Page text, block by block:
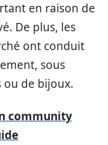
en raison de
De plus, les
ont conduit
sous
ou de bijoux.
community